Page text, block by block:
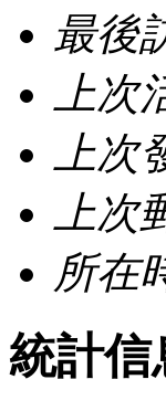
最後
上次
上次
上次
所在
統計信